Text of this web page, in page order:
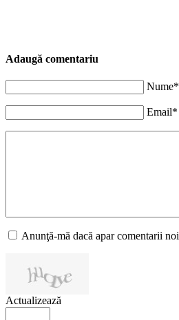
Adaugă comentariu
Nume*
Email*
Anunţă-mă dacă apar comentarii noi
Actualizează